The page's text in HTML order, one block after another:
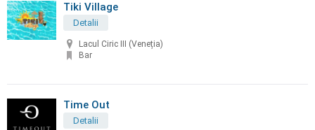
Tiki Village
Detalii
Lacul Ciric III (Veneția)
Bar
Time Out
Detalii